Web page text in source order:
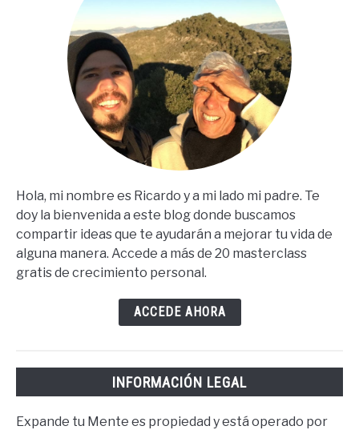
Hola, mi nombre es Ricardo y a mi lado mi padre. Te
doy la bienvenida a este blog donde buscamos
compartir ideas que te ayudarán a mejorar tu vida de
alguna manera. Accede a más de 20 masterclass
gratis de crecimiento personal.
ACCEDE AHORA
INFORMACIÓN LEGAL
Expande tu Mente es propiedad y está operado por